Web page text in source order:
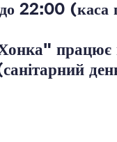
22:00 (каса